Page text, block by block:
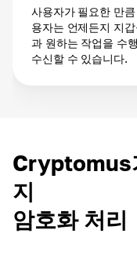
사용자가 필요한 만
용자는 언제든지 지
과 원하는 작업을 수
수신할 수 있습니다.
Cryptomus
지
암호화 처리